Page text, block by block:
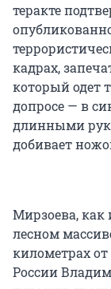
теракте
кадрах,
который одет
допросе — в
длинными
добивает
Мирзоева, как
лесном
километрах
России